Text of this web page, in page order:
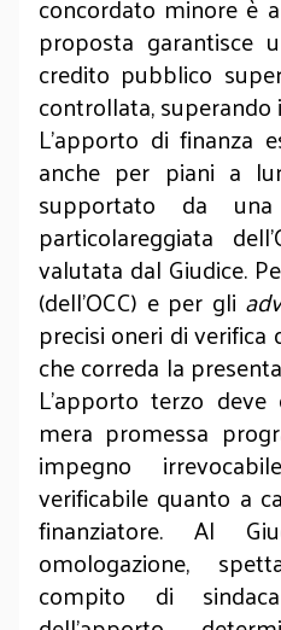
proposta garantisce
credito pubblico
controllata,
L'apporto di finanza
anche per piani a
supportato da
particolareggiata
valutata dal Giudice.
(dell’OCC) e per gli
precisi oneri di
che correda la
L'apporto terzo
mera promessa
impegno
verificabile quanto a
finanziatore. Al
omologazione,
compito di